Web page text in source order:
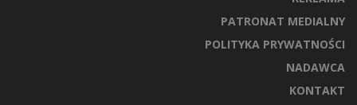
PATRONAT MEDIALNY
POLITYKA PRYWATNOŚCI
NADAWCA
KONTAKT